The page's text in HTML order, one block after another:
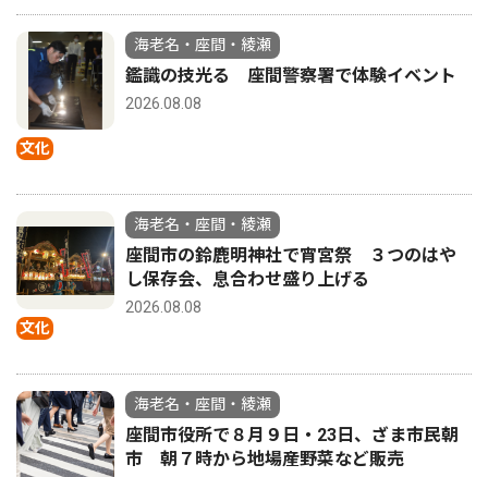
文化
海老名・座間・綾瀬
鑑識の技光る 座間警察署で体験イベント
2026.08.08
文化
海老名・座間・綾瀬
座間市の鈴鹿明神社で宵宮祭 ３つのはや
し保存会、息合わせ盛り上げる
2026.08.08
海老名・座間・綾瀬
座間市役所で８月９日・23日、ざま市民朝
市 朝７時から地場産野菜など販売